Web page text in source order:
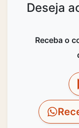
Deseja
Receba o